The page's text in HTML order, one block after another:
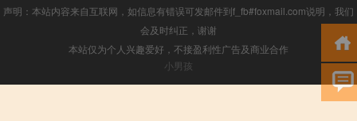
声明：本站内容来自互联网，如信息有错误可发邮件到f_fb#foxmail.com说明，我们
会及时纠正，谢谢
本站仅为个人兴趣爱好，不接盈利性广告及商业合作
小男孩